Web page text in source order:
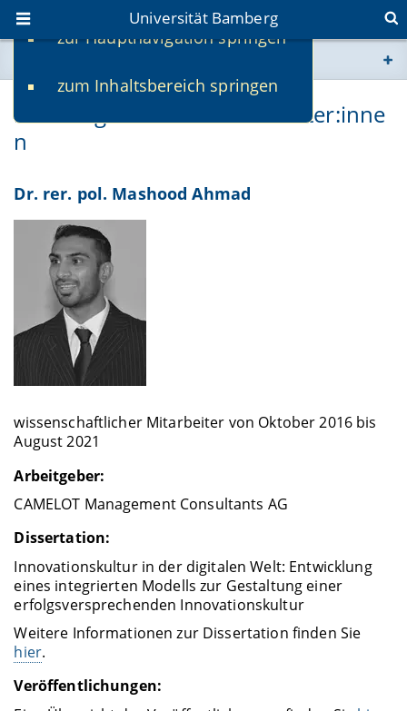
zur Hauptnavigation springen
zum Inhaltsbereich springen
Universität Bamberg
www.uni-bamberg.de
fis.uni-bamberg.de
Ehemalige Lehrstuhlmitarbeiter:inne
n
Dr. rer. pol. Mashood Ahmad
wissenschaftlicher Mitarbeiter von Oktober 2016 bis
August 2021
Arbeitgeber:
CAMELOT Management Consultants AG
Dissertation:
Innovationskultur in der digitalen Welt: Entwicklung
eines integrierten Modells zur Gestaltung einer
erfolgsversprechenden Innovationskultur
Weitere Informationen zur Dissertation finden Sie
hier.
Veröffentlichungen: